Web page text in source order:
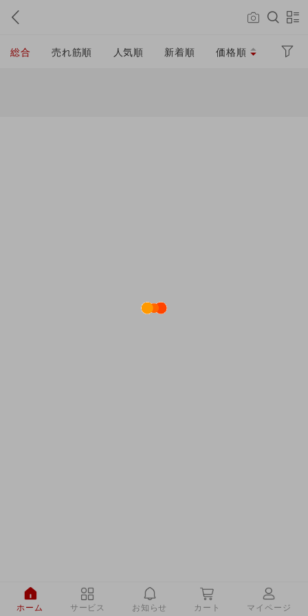
総合 売れ筋順 人気順 新着順 価格順
ホーム サービス お知らせ カート マイページ